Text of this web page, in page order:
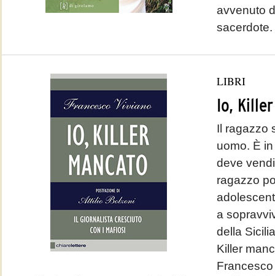
avvenuto
sacerdote.
LIBRI
Io,
Il ragazzo
uomo. È
deve
ragazzo
a
della
Killer